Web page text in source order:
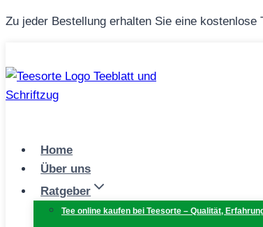
Zum
Zu jeder Bestellung erhalten Sie eine
Home
Über uns
Ratgeber
Tee online kaufen bei Teesorte – Qualität,